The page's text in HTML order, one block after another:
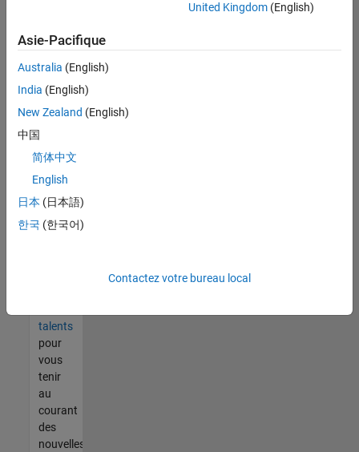
d'emploi.
malgré
tout
vous
trouvez
pas
d'offre
corresponde
à vos
talents
pour
vous
tenir
au
courant
des
nouvelles
United Kingdom(English)
Asie-Pacifique
Australia (English)
India (English)
New Zealand (English)
中国
简体中文
English
日本 (日本語)
한국 (한국어)
Contactez votre bureau local